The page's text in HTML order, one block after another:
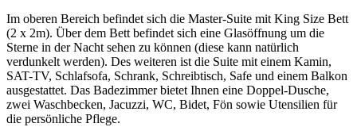
Im oberen Bereich befindet sich die Master-Suite mit King Size Bett
(2 x 2m). Über dem Bett befindet sich eine Glasöffnung um die
Sterne in der Nacht sehen zu können (diese kann natürlich
verdunkelt werden). Des weiteren ist die Suite mit einem Kamin,
SAT-TV, Schlafsofa, Schrank, Schreibtisch, Safe und einem Balkon
ausgestattet. Das Badezimmer bietet Ihnen eine Doppel-Dusche,
zwei Waschbecken, Jacuzzi, WC, Bidet, Fön sowie Utensilien für
die persönliche Pflege.